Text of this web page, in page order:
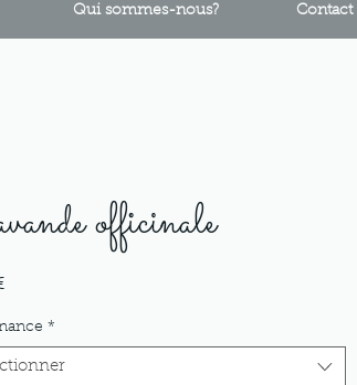
Qui sommes-nous? Contact
officinale
Prix
*